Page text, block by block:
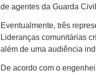
de agentes da Guarda
Eventualmente, três
Lideranças comunitárias
além de uma audiência
De acordo com o